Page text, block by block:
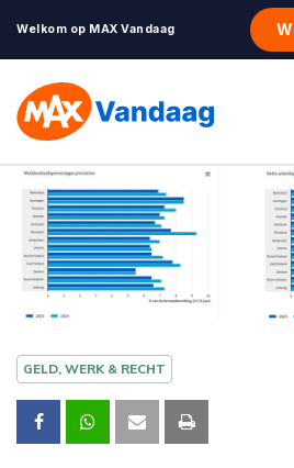
Welkom op MAX Vandaag
GELD, WERK & RECHT